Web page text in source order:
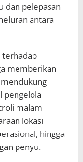
dan pelepasan
antara
terhadap
memberikan
pengelola
malam
lokasi
hingga
penyu.